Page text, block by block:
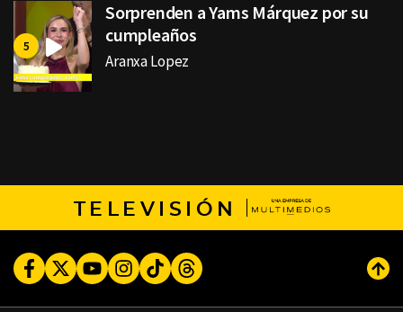
Sorprenden a Yams Márquez por su
cumpleaños
Aranxa Lopez
TELEVISIÓN
FacebookTwitterYoutubeInstagram
TikTokThreads